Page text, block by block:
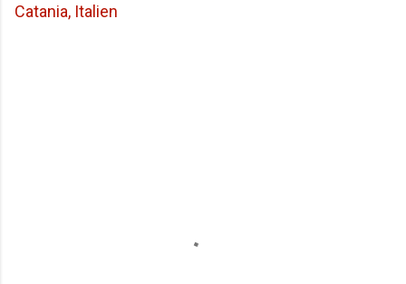
Catania, Italien